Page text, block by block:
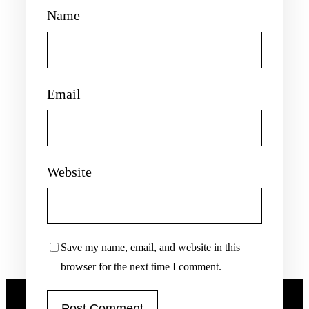
Name
Email
Website
Save my name, email, and website in this
browser for the next time I comment.